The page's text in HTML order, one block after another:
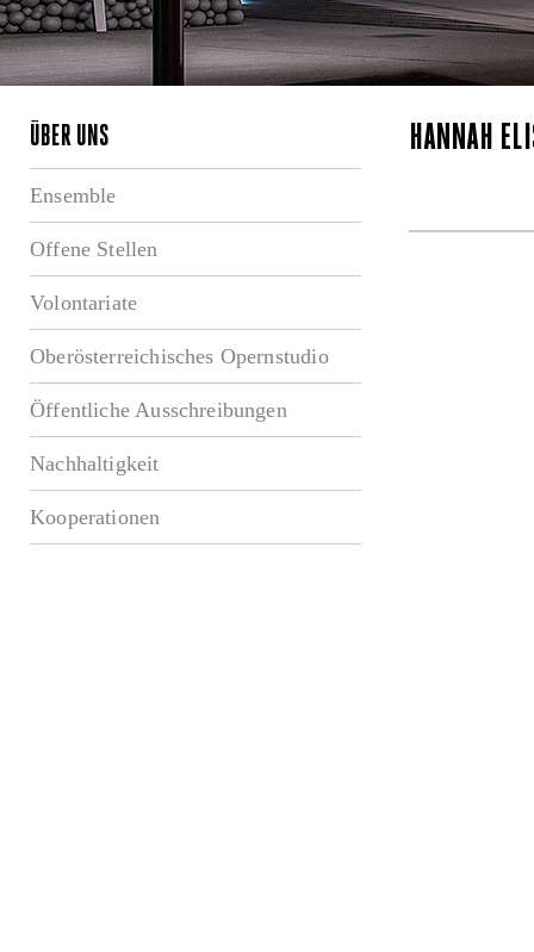
ÜBER UNS
Ensemble
Offene Stellen
Volontariate
Oberösterreichisches Opernstudio
Öffentliche Ausschreibungen
Nachhaltigkeit
Kooperationen
HANNAH